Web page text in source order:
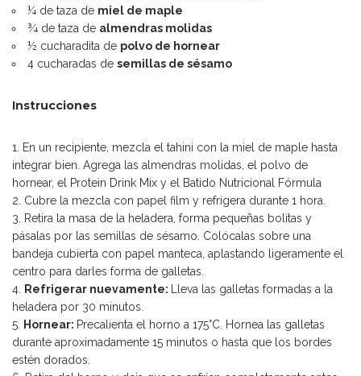
¼ de taza de miel de maple
¾ de taza de almendras molidas
½ cucharadita de polvo de hornear
4 cucharadas de semillas de sésamo
Instrucciones
En un recipiente, mezcla el tahini con la miel de maple hasta
integrar bien. Agrega las almendras molidas, el polvo de
hornear, el Protein Drink Mix y el Batido Nutricional Fórmula
Cubre la mezcla con papel film y refrigera durante 1 hora.
Retira la masa de la heladera, forma pequeñas bolitas y
pásalas por las semillas de sésamo. Colócalas sobre una
bandeja cubierta con papel manteca, aplastando ligeramente el
centro para darles forma de galletas.
Refrigerar nuevamente:
Lleva las galletas formadas a la
heladera por 30 minutos.
Hornear: Precalienta el horno a 175°C. Hornea las galletas
durante aproximadamente 15 minutos o hasta que los bordes
estén dorados.